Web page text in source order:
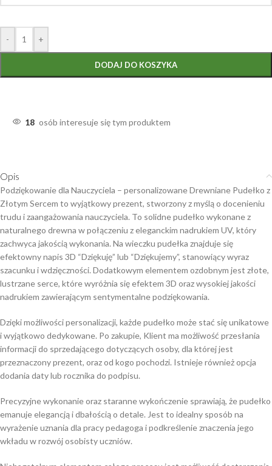
- +
DODAJ DO KOSZYKA
18 osób interesuje się tym produktem
Opis
Podziękowanie dla Nauczyciela – personalizowane Drewniane Pudełko z
Złotym Sercem to wyjątkowy prezent, stworzony z myślą o docenieniu
trudu i zaangażowania nauczyciela. To solidne pudełko wykonane z
naturalnego drewna w połączeniu z eleganckim nadrukiem UV, który
zachwyca jakością wykonania. Na wieczku pudełka znajduje się
efektowny napis 3D “Dziękuję” lub “Dziękujemy”, stanowiący wyraz
szacunku i wdzięczności. Dodatkowym elementem ozdobnym jest złote,
lustrzane serce, które wyróżnia się efektem 3D oraz wysokiej jakości
nadrukiem zawierającym sentymentalne podziękowania.
Dzięki możliwości personalizacji, każde pudełko może stać się unikatowe
i wyjątkowo dedykowane. Po zakupie, Klient ma możliwość przesłania
informacji do sprzedającego dotyczących osoby, dla której jest
przeznaczony prezent, oraz od kogo pochodzi. Istnieje również opcja
dodania daty lub rocznika do podpisu.
Precyzyjne wykonanie oraz staranne wykończenie sprawiają, że pudełko
emanuje elegancją i dbałością o detale. Jest to idealny sposób na
wyrażenie uznania dla pracy pedagoga i podkreślenie znaczenia jego
wkładu w rozwój osobisty uczniów.